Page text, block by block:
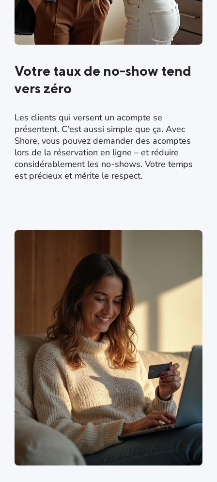
Votre taux de no-show tend
vers zéro
Les clients qui versent un acompte se
présentent. C'est aussi simple que ça. Avec
Shore, vous pouvez demander des acomptes
lors de la réservation en ligne – et réduire
considérablement les no-shows. Votre temps
est précieux et mérite le respect.